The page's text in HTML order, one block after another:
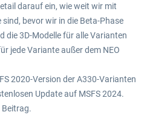
darauf ein, wie weit wir mit
bevor wir in die Beta-Phase
die 3D-Modelle für alle Varianten
jede Variante außer dem NEO
2020-Version der A330-Varianten
Update auf MSFS 2024.